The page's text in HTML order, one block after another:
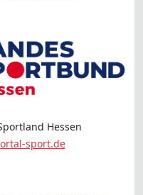
Hessen
sport.de